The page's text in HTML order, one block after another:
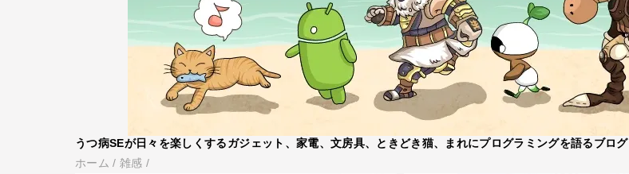
うつ病SEが日々を楽しくするガジェット、家電、文房具、ときどき猫、まれにプログラミングを語るブログ
ホーム /雑感 /